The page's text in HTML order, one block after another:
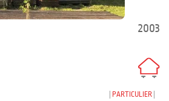
2003
PARTICULIER